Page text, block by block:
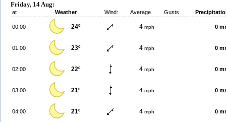
Friday, 14 Aug:
at Weather Wind: Average Gusts
00:00 24º 4 mph 0
01:00 23º 4 mph 0
02:00 22º 4 mph 0
03:00 21º 4 mph 0
04:00 21º 4 mph 0